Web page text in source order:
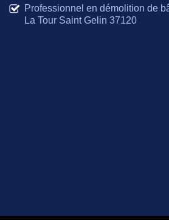
Professionnel en démolition de
La Tour Saint Gelin 37120